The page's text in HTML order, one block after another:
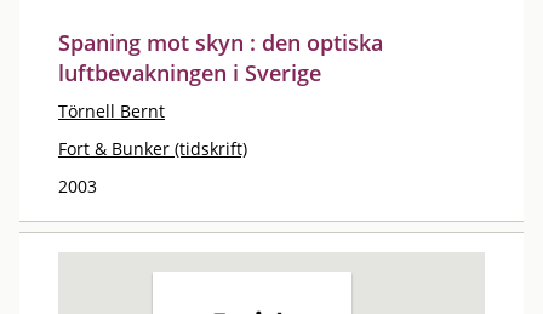
Spaning mot skyn : den optiska
luftbevakningen i Sverige
Törnell Bernt
Fort & Bunker (tidskrift)
2003